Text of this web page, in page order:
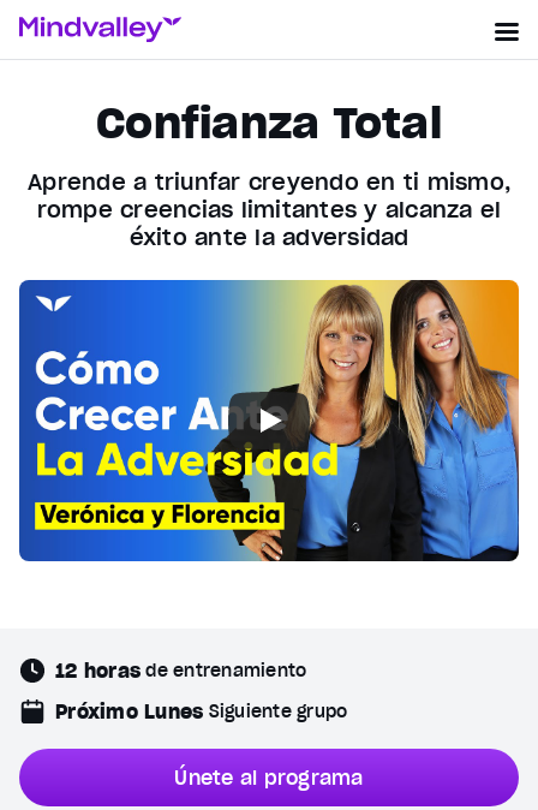
Confianza Total
Aprende a triunfar creyendo en ti mismo,
rompe creencias limitantes y alcanza el
éxito ante la adversidad
12 horas de entrenamiento
Próximo Lunes Siguiente grupo
Únete al programa